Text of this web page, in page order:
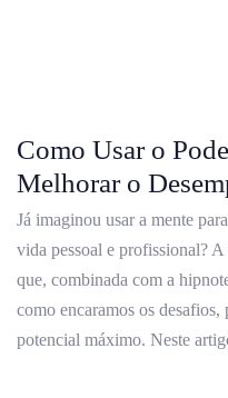
Como Usar o
Melhorar o
Já imaginou usar a mente
vida pessoal e profissional?
que, combinada com a
como encaramos os
potencial máximo. Neste